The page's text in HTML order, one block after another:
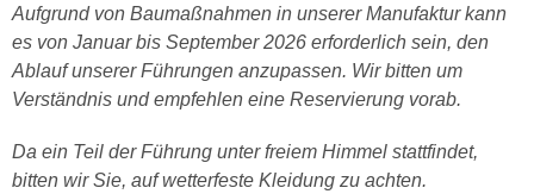
Aufgrund von Baumaßnahmen in unserer Manufaktur kann
es von Januar bis September 2026 erforderlich sein, den
Ablauf unserer Führungen anzupassen. Wir bitten um
Verständnis und empfehlen eine Reservierung vorab.
Da ein Teil der Führung unter freiem Himmel stattfindet,
bitten wir Sie, auf wetterfeste Kleidung zu achten.